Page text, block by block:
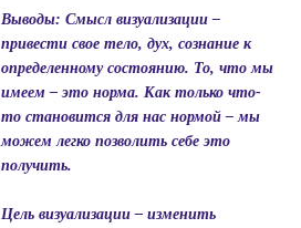
Выводы: Смысл визуализации –
привести свое тело, дух, сознание к
определенному состоянию. То, что мы
имеем – это норма. Как только что-
то становится для нас нормой – мы
можем легко позволить себе это
получить.
Цель визуализации – изменить